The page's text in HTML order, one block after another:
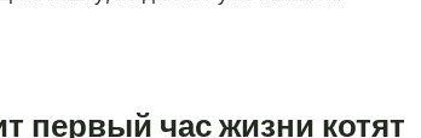
первый час жизни котят